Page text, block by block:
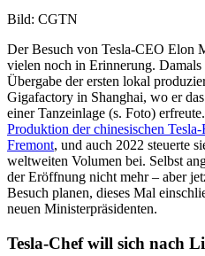
Bild: CGTN
Der Besuch von Tesla-CEO Elon
vielen noch in Erinnerung.
Übergabe der ersten lokal
Gigafactory in Shanghai, wo er
einer Tanzeinlage (s. Foto)
Produktion der chinesischen
Fremont, und auch 2022 steuerte
weltweiten Volumen bei. Selbst
der Eröffnung nicht mehr – aber
Besuch planen, dieses Mal
neuen Ministerpräsidenten.
Tesla-Chef will sich nach